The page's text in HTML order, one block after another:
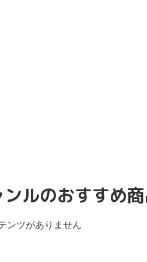
ルのおすすめ
ンツがありません